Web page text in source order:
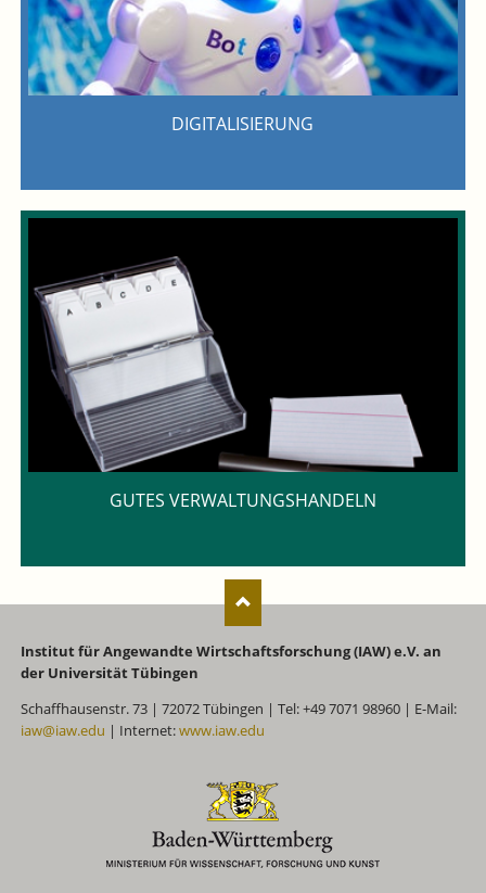
DIGITALISIERUNG
GUTES VERWALTUNGSHANDELN
Institut für Angewandte Wirtschaftsforschung (IAW) e.V. an
der Universität Tübingen
Schaffhausenstr. 73 | 72072 Tübingen | Tel: +49 7071 98960 | E-Mail:
iaw@iaw.edu | Internet:www.iaw.edu